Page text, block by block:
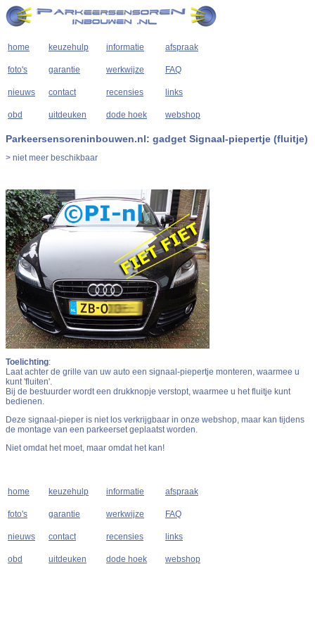
home keuzehulp informatie afspraak
foto's garantie werkwijze FAQ
nieuws contact recensies links
obd uitdeuken dode hoek webshop
Parkeersensoreninbouwen.nl: gadget Signaal-piepertje (fluitje)
> niet meer beschikbaar
Toelichting:
Laat achter de grille van uw auto een signaal-piepertje monteren, waarmee u
kunt 'fluiten'.
Bij de bestuurder wordt een drukknopje verstopt, waarmee u het fluitje kunt
bedienen.
Deze signaal-pieper is niet los verkrijgbaar in onze webshop, maar kan tijdens
de montage van een parkeerset geplaatst worden.
Niet omdat het moet, maar omdat het kan!
home keuzehulp informatie afspraak
foto's garantie werkwijze FAQ
nieuws contact recensies links
obd uitdeuken dode hoek webshop